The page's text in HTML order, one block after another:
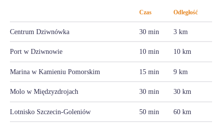
Czas Odległość
Centrum Dziwnówka 30 min 3 km
Port w Dziwnowie 10 min 10 km
Marina w Kamieniu Pomorskim 15 min 9 km
Molo w Międzyzdrojach 30 min 30 km
Lotnisko Szczecin-Goleniów 50 min 60 km